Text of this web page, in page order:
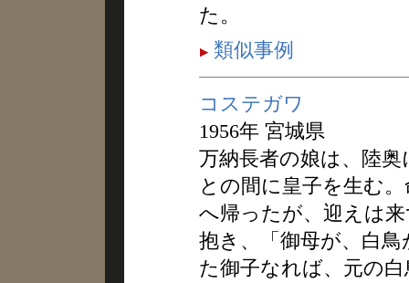
た。
類似事例
コステガワ
1956年 宮城県
万納長者の娘は、陸
との間に皇子を生む
へ帰ったが、迎えは
抱き、「御母が、白
た御子なれば、元の